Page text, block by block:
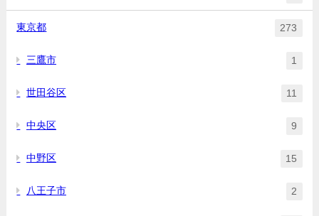
東京都 273
三鷹市 1
世田谷区 11
中央区 9
中野区 15
八王子市 2